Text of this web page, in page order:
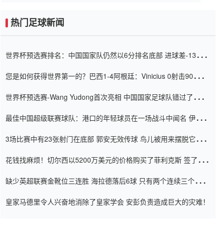
热门足球新闻
世界杯预选赛排名：中国国家队仍然以6分排名底部 进球差-13令人
您是如何获得世界第一的？巴西1-4阿根廷：Vinicius 0射击90分钟
世界杯预选赛-Wang Yudong首次亮相 中国国家足球队错过了世界
最佳中国超级联赛球队：港口的年轻球员在一场战斗中闻名 伊万放
3场比赛中有23张射门在底部 郭安无效传球 鸟儿被用来摆脱它
花钱找麻烦！切尔西以5200万美元的价格购买了菲利克斯 签了7年
缺少英超联赛金靴位三连胜 海拉德落后6球 只有两个连续三个连续
皇家马德里令人兴奋地消除了皇家学会 安彭负责造成巨大的灾难！